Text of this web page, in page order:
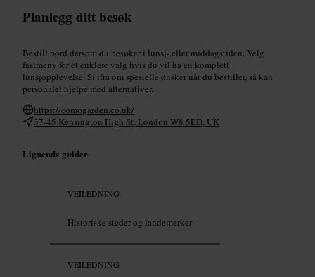
Planlegg ditt besøk
Bestill bord dersom du besøker i lunsj- eller middagstiden. Velg
fastmeny for et enklere valg hvis du vil ha en komplett
lunsjopplevelse. Si ifra om spesielle ønsker når du bestiller, så kan
personalet hjelpe med alternativer.
https://comogarden.co.uk/
37-45 Kensington High St, London W8 5ED, UK
Lignende guider
VEILEDNING
Historiske steder og landemerker
VEILEDNING